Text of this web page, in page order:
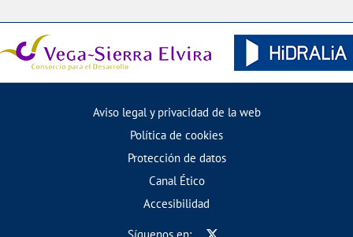
Aviso legal y privacidad de la web
Política de cookies
Protección de datos
Canal Ético
Accesibilidad